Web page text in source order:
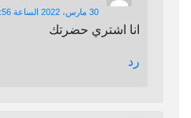
30 مارس، 2022 الساعة 1:56 م
انا اشتري حضرتك
رد